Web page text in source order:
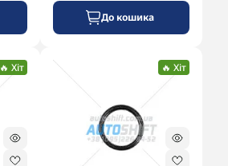
До кошика
🔥 Хіт 🔥 Хіт